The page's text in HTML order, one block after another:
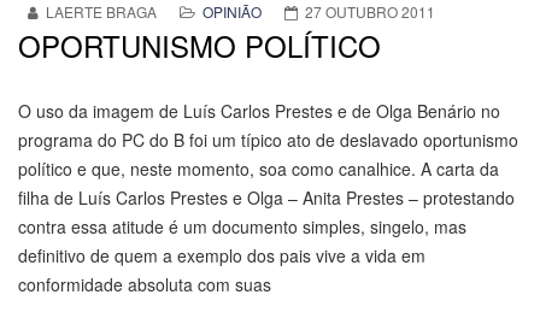
LAERTE BRAGA OPINIÃO 27 OUTUBRO 2011
OPORTUNISMO POLÍTICO
O uso da imagem de Luís Carlos Prestes e de Olga Benário no
programa do PC do B foi um típico ato de deslavado oportunismo
político e que, neste momento, soa como canalhice. A carta da
filha de Luís Carlos Prestes e Olga – Anita Prestes – protestando
contra essa atitude é um documento simples, singelo, mas
definitivo de quem a exemplo dos pais vive a vida em
conformidade absoluta com suas